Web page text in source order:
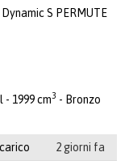
Dynamic S PERMUTE
- 1999 cm3 - Bronzo
2 giorni fa